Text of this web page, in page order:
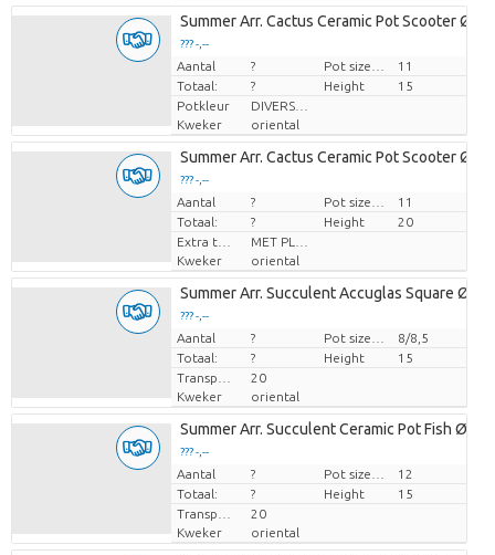
Summer Arr. Cactus Ceramic Pot Scooter
??? -,--
Prijs per stuk
Aantal ?
11
Totaal:
? Height
15
Potkleur
DIVERSE KLEUREN
Kweker
oriental
Summer Arr. Cactus Ceramic Pot Scooter
??? -,--
Prijs per stuk
Aantal ?
11
Totaal:
? Height
20
Extra toevoegingen
Kweker
oriental
Summer Arr. Succulent Accuglas Square
??? -,--
Prijs per stuk
Aantal ?
8/8,5
Totaal:
? Height
15
20
Kweker
oriental
Summer Arr. Succulent Ceramic Pot Fish
??? -,--
Prijs per stuk
Aantal ?
12
Totaal:
? Height
15
20
Kweker
oriental